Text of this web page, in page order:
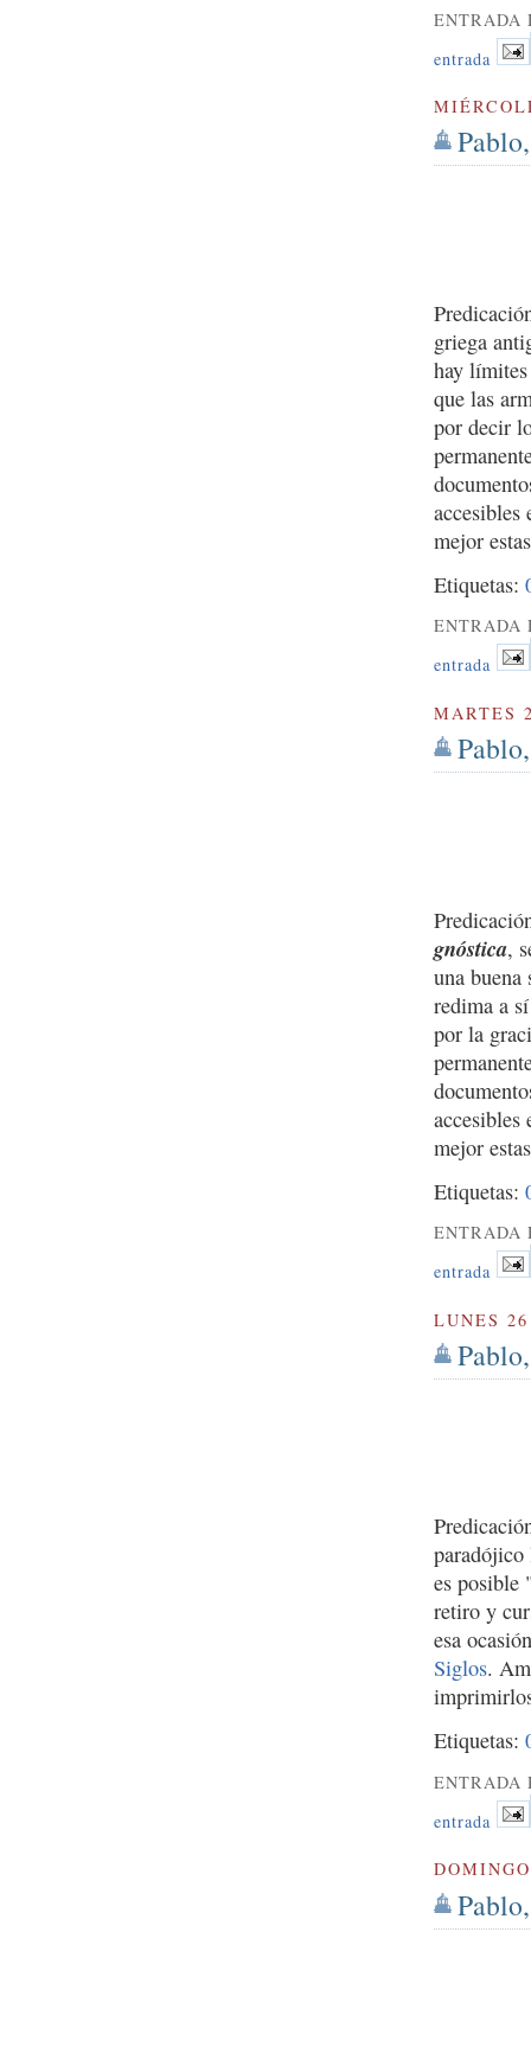
ENTRADA
entrada
griega
hay
que las
por decir
accesibles
mejor
Etiquetas:
ENTRADA
entrada
MARTES
gnóstica,
una
redima a
por la
accesibles
mejor
Etiquetas:
ENTRADA
entrada
LUNES
paradójico
es posible
retiro y
esa
Siglos.
Etiquetas:
ENTRADA
entrada